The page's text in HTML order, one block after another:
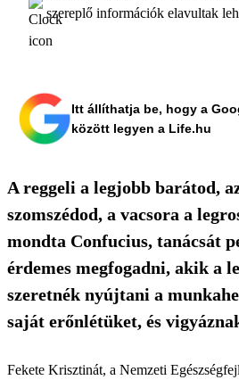
szereplő információk elavultak
Itt állíthatja be, hogy a
között legyen a Life.hu
A reggeli a legjobb barátod,
szomszédod, a vacsora a
mondta Confucius, tanácsát
érdemes megfogadni, akik a
szeretnék nyújtani a
saját erőnlétüket, és
Fekete Krisztinát, a Nemzeti